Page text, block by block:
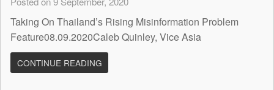
Taking On Thailand’s Rising Misinformation Problem
Feature08.09.2020Caleb Quinley, Vice Asia
CONTINUE READING